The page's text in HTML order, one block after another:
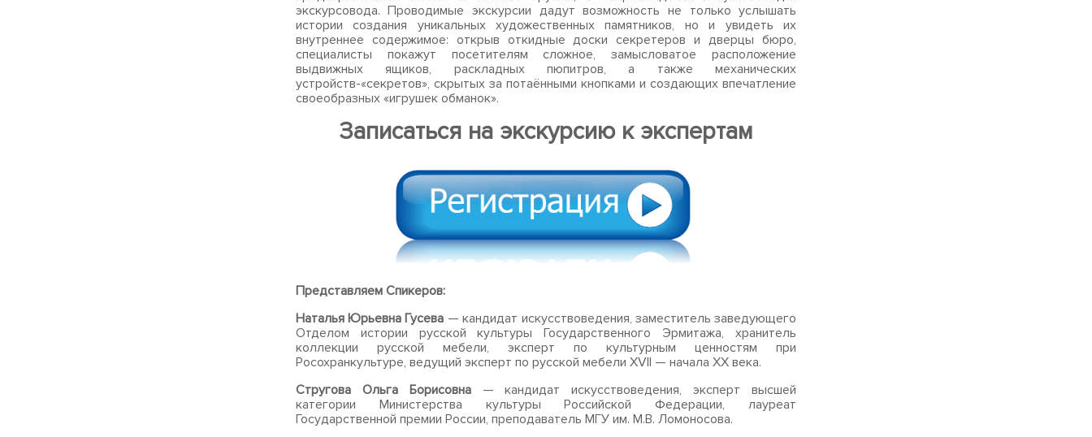
экскурсовода. Проводимые экскурсии дадут возможность не только услышать
истории создания уникальных художественных памятников, но и увидеть их
внутреннее содержимое: открыв откидные доски секретеров и дверцы бюро,
специалисты покажут посетителям сложное, замысловатое расположение
выдвижных ящиков, раскладных пюпитров, а также механических
устройств-«секретов», скрытых за потаёнными кнопками и создающих впечатление
своеобразных «игрушек обманок».
Записаться на экскурсию к экспертам
Представляем Спикеров:
Наталья Юрьевна Гусева — кандидат искусствоведения, заместитель заведующего
Отделом истории русской культуры Государственного Эрмитажа, хранитель
коллекции русской мебели, эксперт по культурным ценностям при
Росохранкультуре, ведущий эксперт по русской мебели XVII — начала XX века.
Стругова Ольга Борисовна— кандидат искусствоведения, эксперт высшей
категории Министерства культуры Российской Федерации, лауреат
Государственной премии России, преподаватель МГУ им. М.В. Ломоносова.